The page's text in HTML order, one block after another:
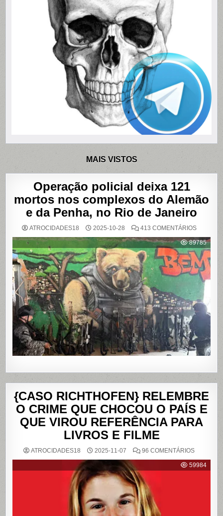
MAIS VISTOS
Operação policial deixa 121
mortos nos complexos do Alemão
e da Penha, no Rio de Janeiro
ATROCIDADES18 2025-10-28 413 COMENTÁRIOSEM
POLICIAL
DEIXA
121
MORTOS
NOS
DO
ALEMÃO
PENHA,
NO
RIO
89785
{CASO RICHTHOFEN} RELEMBRE
O CRIME QUE CHOCOU O PAÍS E
QUE VIROU REFERÊNCIA PARA
LIVROS E FILME
ATROCIDADES18 2025-11-07 96 COMENTÁRIOSEM
59984